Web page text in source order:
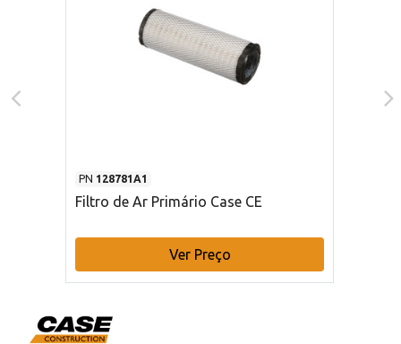
PN 128781A1
Filtro de Ar Primário Case CE
Ver Preço